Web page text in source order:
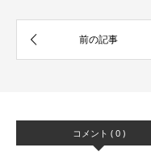
コメント ( 0 )